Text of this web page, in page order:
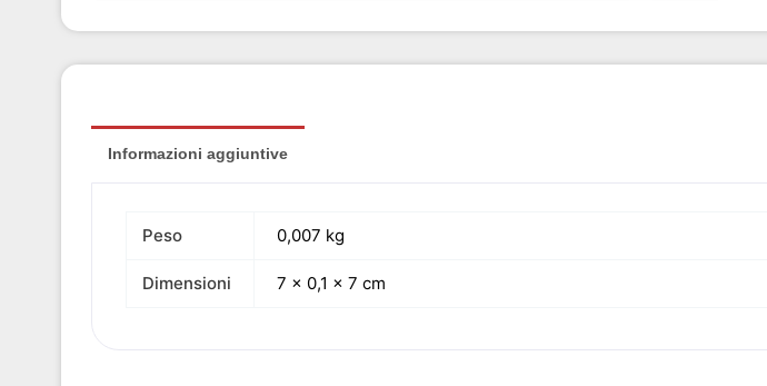
Informazioni aggiuntive
Peso 0,007 kg
Dimensioni 7 × 0,1 × 7 cm